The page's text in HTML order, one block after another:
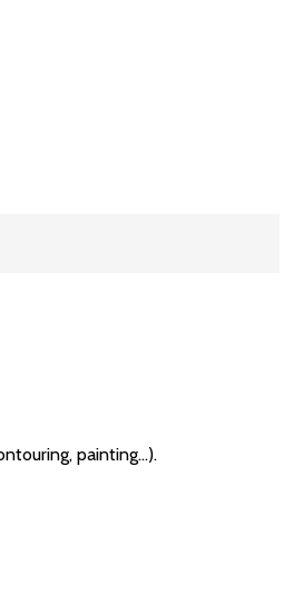
painting…).